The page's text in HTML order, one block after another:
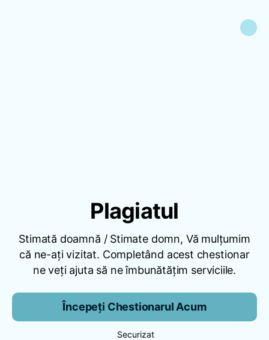
Plagiatul
Stimată doamnă / Stimate domn, Vă mulțumim
că ne-ați vizitat. Completând acest chestionar
ne veți ajuta să ne îmbunătățim serviciile.
Începeți Chestionarul Acum
Securizat